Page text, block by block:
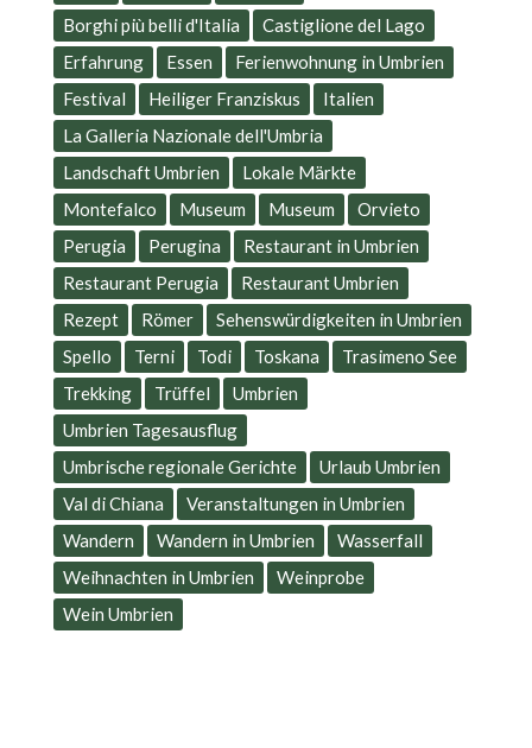
Borghi più belli d'Italia
Castiglione del Lago
Erfahrung
Essen
Ferienwohnung in Umbrien
Festival
Heiliger Franziskus
Italien
La Galleria Nazionale dell'Umbria
Landschaft Umbrien
Lokale Märkte
Montefalco
Museum Museum
Orvieto
Perugia
Perugina
Restaurant in Umbrien
Restaurant Perugia
Restaurant Umbrien
Rezept
Römer
Sehenswürdigkeiten in Umbrien
Spello
Terni Todi Toskana
Trasimeno See
Trekking
Trüffel
Umbrien
Umbrien Tagesausflug
Umbrische regionale Gerichte
Urlaub Umbrien
Val di Chiana
Veranstaltungen in Umbrien
Wandern
Wandern in Umbrien
Wasserfall
Weihnachten in Umbrien
Weinprobe
Wein Umbrien